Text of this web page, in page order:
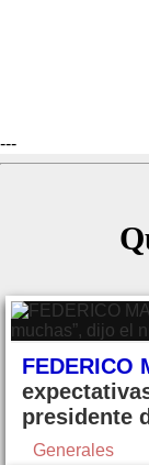
---
FEDERICO
presidente
Generales